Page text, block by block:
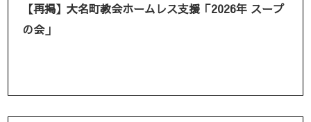
【再掲】大名町教会ホームレス支援「2026年 スープ
の会」